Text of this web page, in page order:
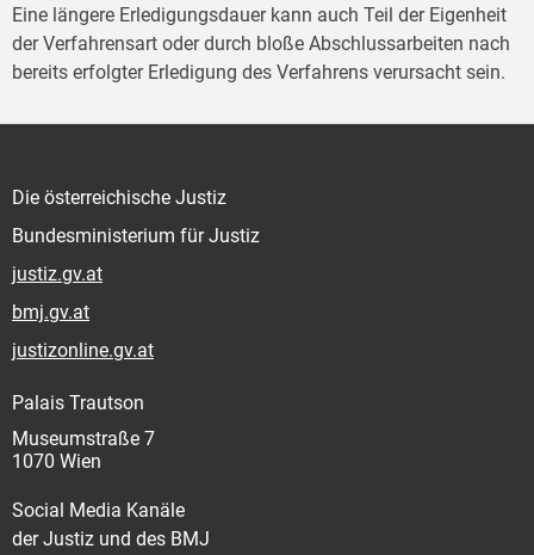
Eine längere Erledigungsdauer kann auch Teil der Eigenheit
der Verfahrensart oder durch bloße Abschlussarbeiten nach
bereits erfolgter Erledigung des Verfahrens verursacht sein.
Die österreichische Justiz
Bundesministerium für Justiz
justiz.gv.at
bmj.gv.at
justizonline.gv.at
Palais Trautson
Museumstraße 7
1070 Wien
Social Media Kanäle
der Justiz und des BMJ